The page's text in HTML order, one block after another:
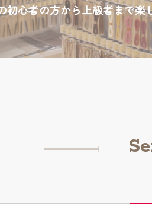
初心者の方から上級者まで楽